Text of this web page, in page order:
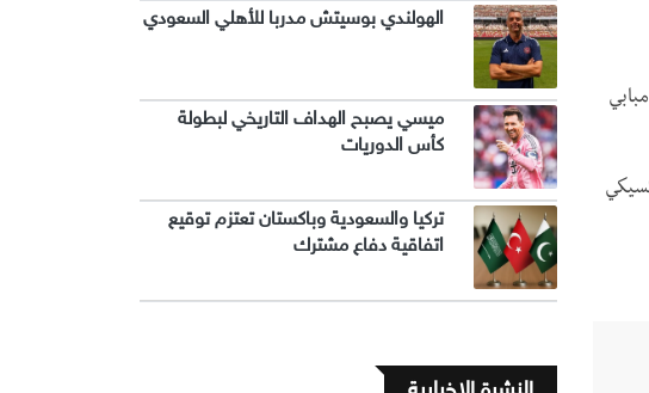
بينما حصل مبابي
المكسيكي
الهولندي بوسيتش مدربا للأهلي السعودي
ميسي يصبح الهداف التاريخي لبطولة
كأس الدوريات
تركيا والسعودية وباكستان تعتزم توقيع
اتفاقية دفاع مشترك